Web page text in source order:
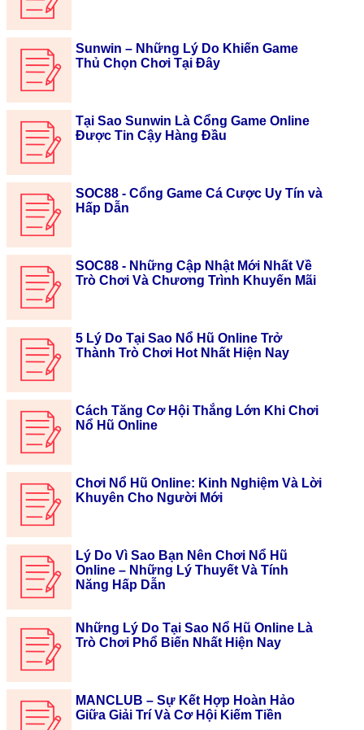
Sunwin – Những Lý Do Khiến Game
Thủ Chọn Chơi Tại Đây
Tại Sao Sunwin Là Cổng Game Online
Được Tin Cậy Hàng Đầu
SOC88 - Cổng Game Cá Cược Uy Tín và
Hấp Dẫn
SOC88 - Những Cập Nhật Mới Nhất Về
Trò Chơi Và Chương Trình Khuyến Mãi
5 Lý Do Tại Sao Nổ Hũ Online Trở
Thành Trò Chơi Hot Nhất Hiện Nay
Cách Tăng Cơ Hội Thắng Lớn Khi Chơi
Nổ Hũ Online
Chơi Nổ Hũ Online: Kinh Nghiệm Và Lời
Khuyên Cho Người Mới
Lý Do Vì Sao Bạn Nên Chơi Nổ Hũ
Online – Những Lý Thuyết Và Tính
Năng Hấp Dẫn
Những Lý Do Tại Sao Nổ Hũ Online Là
Trò Chơi Phổ Biến Nhất Hiện Nay
MANCLUB – Sự Kết Hợp Hoàn Hảo
Giữa Giải Trí Và Cơ Hội Kiếm Tiền